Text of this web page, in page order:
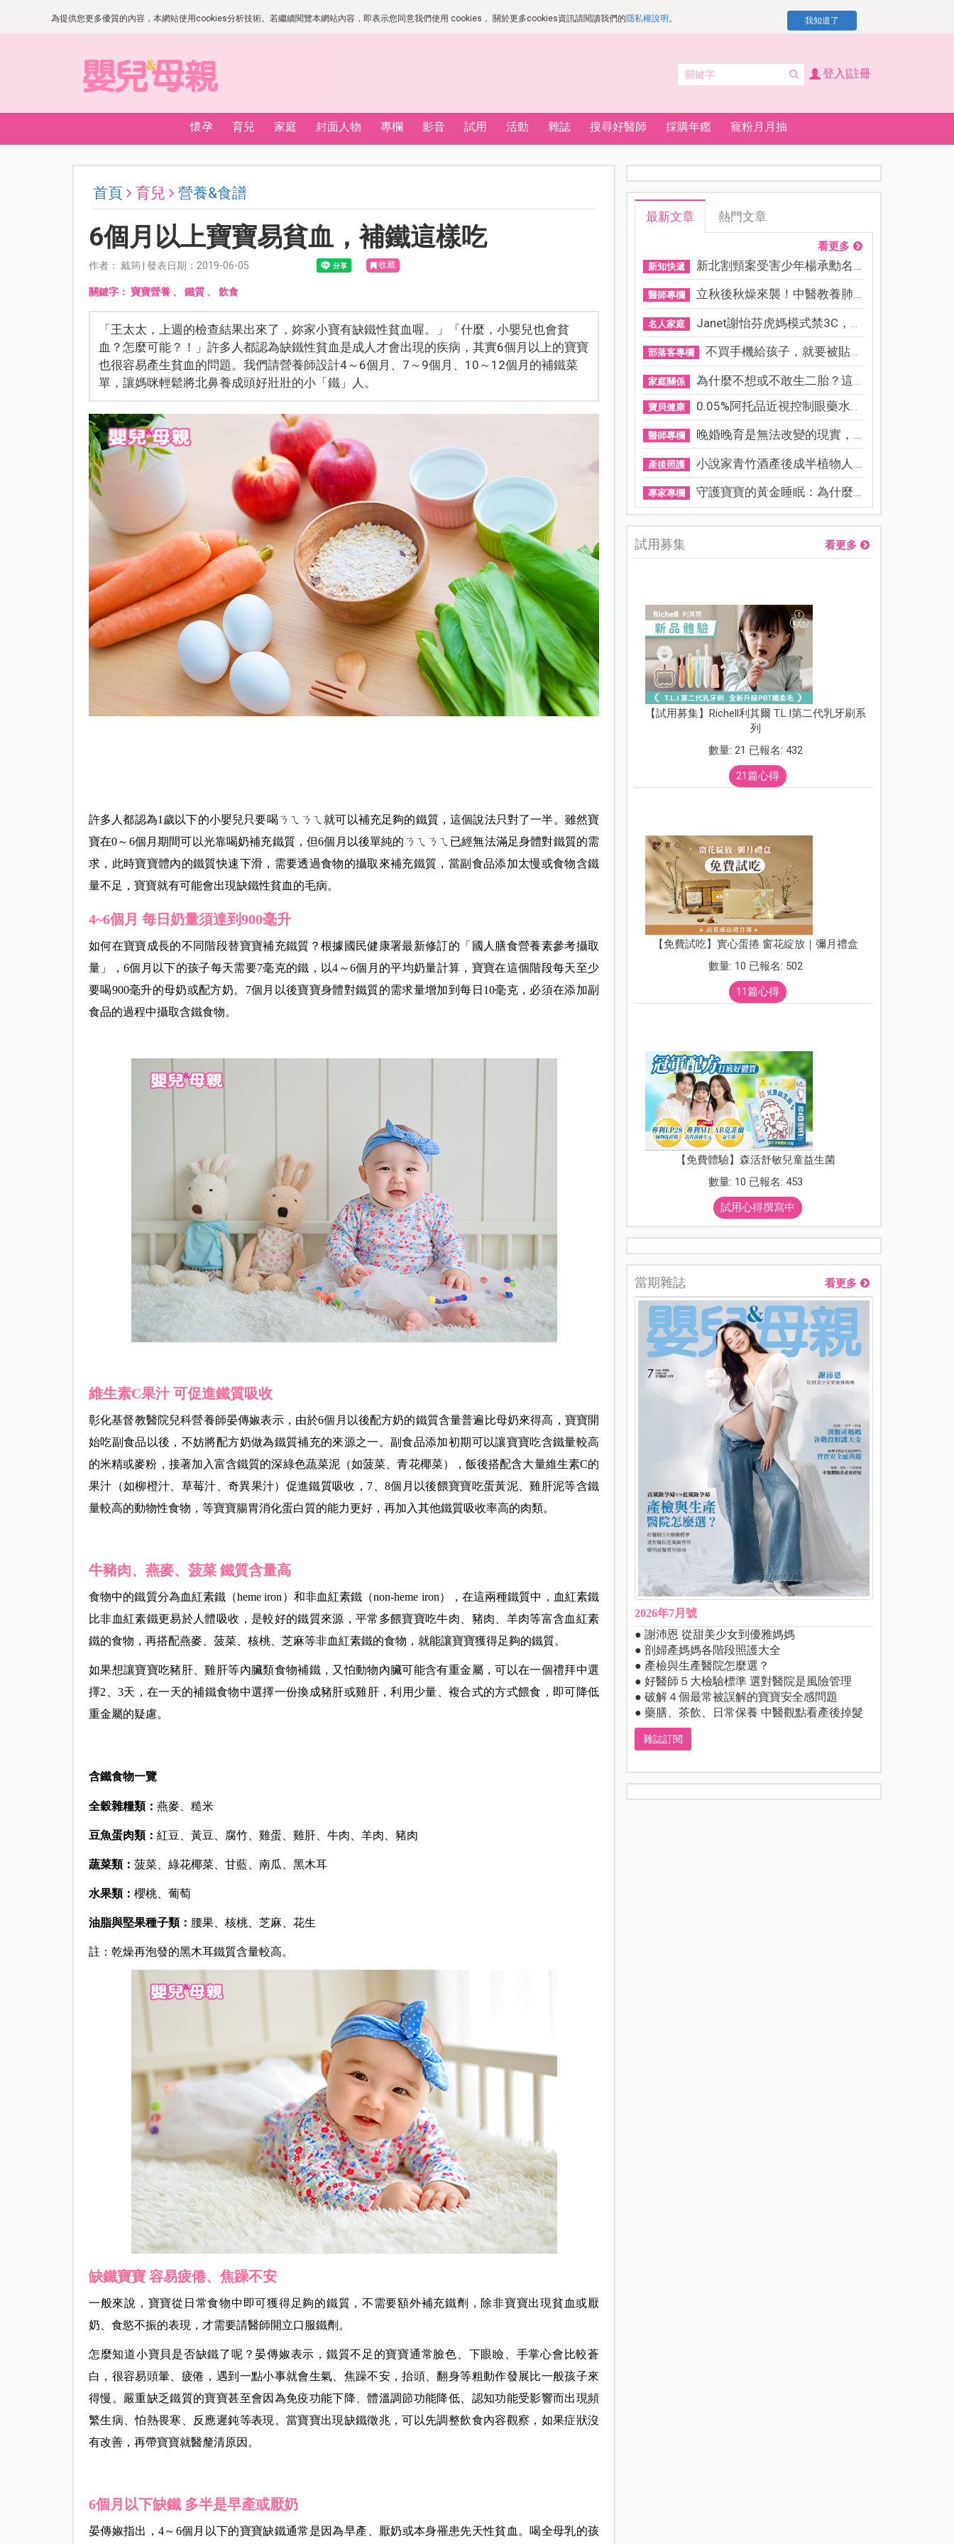
為提供您更多優質的內容，本網站使用cookies分析技術。若繼續閱覽本網站內容，即表示您同意我們使用 cookies， 關於更多cookies資訊請閱讀我們的隱私權說明 。 我知道了
登入|註冊
懷孕 育兒 家庭 封面人物 專欄 影音 試用 活動 雜誌 搜尋好醫師 採購年鑑 寵粉月月抽
首頁 育兒 營養&食譜
6個月以上寶寶易貧血，補鐵這樣吃
作者： 戴筠 | 發表日期：2019-06-05 收藏
關鍵字： 寶寶營養、 鐵質、 飲食
「王太太，上週的檢查結果出來了，妳家小寶有缺鐵性貧血喔。」「什麼，小嬰兒也會貧
血？怎麼可能？！」許多人都認為缺鐵性貧血是成人才會出現的疾病，其實6個月以上的寶寶
也很容易產生貧血的問題。我們請營養師設計4～6個月、7～9個月、10～12個月的補鐵菜
單，讓媽咪輕鬆將北鼻養成頭好壯壯的小「鐵」人。
許多人都認為1歲以下的小嬰兒只要喝ㄋㄟㄋㄟ就可以補充足夠的鐵質，這個說法只對了一半。雖然寶
寶在0～6個月期間可以光靠喝奶補充鐵質，但6個月以後單純的ㄋㄟㄋㄟ已經無法滿足身體對鐵質的需
求，此時寶寶體內的鐵質快速下滑，需要透過食物的攝取來補充鐵質，當副食品添加太慢或食物含鐵
量不足，寶寶就有可能會出現缺鐵性貧血的毛病。
4~6個月 每日奶量須達到900毫升
如何在寶寶成長的不同階段替寶寶補充鐵質？根據國民健康署最新修訂的「國人膳食營養素參考攝取
量」，6個月以下的孩子每天需要7毫克的鐵，以4～6個月的平均奶量計算，寶寶在這個階段每天至少
要喝900毫升的母奶或配方奶。7個月以後寶寶身體對鐵質的需求量增加到每日10毫克，必須在添加副
食品的過程中攝取含鐵食物。
維生素C果汁 可促進鐵質吸收
彰化基督教醫院兒科營養師晏傳婌表示，由於6個月以後配方奶的鐵質含量普遍比母奶來得高，寶寶開
始吃副食品以後，不妨將配方奶做為鐵質補充的來源之一。副食品添加初期可以讓寶寶吃含鐵量較高
的米精或麥粉，接著加入富含鐵質的深綠色蔬菜泥（如菠菜、青花椰菜），飯後搭配含大量維生素C的
果汁（如柳橙汁、草莓汁、奇異果汁）促進鐵質吸收，7、8個月以後餵寶寶吃蛋黃泥、雞肝泥等含鐵
量較高的動物性食物，等寶寶腸胃消化蛋白質的能力更好，再加入其他鐵質吸收率高的肉類。
牛豬肉、燕麥、菠菜 鐵質含量高
食物中的鐵質分為血紅素鐵（heme iron）和非血紅素鐵（non-heme iron），在這兩種鐵質中，血紅素鐵
比非血紅素鐵更易於人體吸收，是較好的鐵質來源，平常多餵寶寶吃牛肉、豬肉、羊肉等富含血紅素
鐵的食物，再搭配燕麥、菠菜、核桃、芝麻等非血紅素鐵的食物，就能讓寶寶獲得足夠的鐵質。
如果想讓寶寶吃豬肝、雞肝等內臟類食物補鐵，又怕動物內臟可能含有重金屬，可以在一個禮拜中選
擇2、3天，在一天的補鐵食物中選擇一份換成豬肝或雞肝，利用少量、複合式的方式餵食，即可降低
重金屬的疑慮。
含鐵食物一覽
全穀雜糧類： 燕麥、糙米
豆魚蛋肉類： 紅豆、黃豆、腐竹、雞蛋、雞肝、牛肉、羊肉、豬肉
蔬菜類： 菠菜、綠花椰菜、甘藍、南瓜、黑木耳
水果類： 櫻桃、葡萄
油脂與堅果種子類： 腰果、核桃、芝麻、花生
註：乾燥再泡發的黑木耳鐵質含量較高。
缺鐵寶寶 容易疲倦、焦躁不安
一般來說，寶寶從日常食物中即可獲得足夠的鐵質，不需要額外補充鐵劑，除非寶寶出現貧血或厭
奶、食慾不振的表現，才需要請醫師開立口服鐵劑。
怎麼知道小寶貝是否缺鐵了呢？晏傳婌表示，鐵質不足的寶寶通常臉色、下眼瞼、手掌心會比較蒼
白，很容易頭暈、疲倦，遇到一點小事就會生氣、焦躁不安，抬頭、翻身等粗動作發展比一般孩子來
得慢。嚴重缺乏鐵質的寶寶甚至會因為免疫功能下降、體溫調節功能降低、認知功能受影響而出現頻
繁生病、怕熱畏寒、反應遲鈍等表現。當寶寶出現缺鐵徵兆，可以先調整飲食內容觀察，如果症狀沒
有改善，再帶寶寶就醫釐清原因。
6個月以下缺鐵 多半是早產或厭奶
晏傳婌指出，4～6個月以下的寶寶缺鐵通常是因為早產、厭奶或本身罹患先天性貧血。喝全母乳的孩
最新文章 熱門文章
看更多
新知快遞 新北割頸案受害少年楊承勳名...
醫師專欄 立秋後秋燥來襲！中醫教養肺...
名人家庭 Janet謝怡芬虎媽模式禁3C，看...
部落客專欄 不買手機給孩子，就要被貼「...
家庭關係 為什麼不想或不敢生二胎？這8...
寶貝健康 0.05%阿托品近視控制眼藥水納...
醫師專欄 晚婚晚育是無法改變的現實，...
產後照護 小說家青竹酒產後成半植物人...
專家專欄 守護寶寶的黃金睡眠：為什麼...
試用募集 看更多
【試用募集】Richell利其爾 T.L.I第二代乳牙刷系
列
數量: 21 已報名: 432
21篇心得
【免費試吃】實心蛋捲 窗花綻放｜彌月禮盒
數量: 10 已報名: 502
11篇心得
【免費體驗】森活舒敏兒童益生菌
數量: 10 已報名: 453
試用心得撰寫中
當期雜誌 看更多
2026年7月號
● 謝沛恩 從甜美少女到優雅媽媽
● 剖婦產媽媽各階段照護大全
● 產檢與生產醫院怎麼選？
● 好醫師５大檢驗標準 選對醫院是風險管理
● 破解４個最常被誤解的寶寶安全感問題
● 藥膳、茶飲、日常保養 中醫觀點看產後掉髮
雜誌訂閱